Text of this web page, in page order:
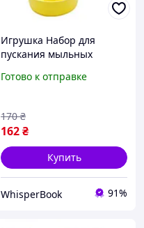
Игрушка Набор для
пускания мыльных
Готово к отправке
162₴
170 ₴
Купить
WhisperBook 91%